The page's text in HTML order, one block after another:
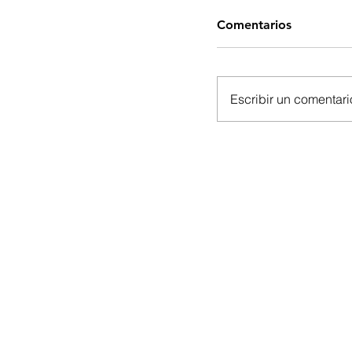
Comentarios
Escribir un